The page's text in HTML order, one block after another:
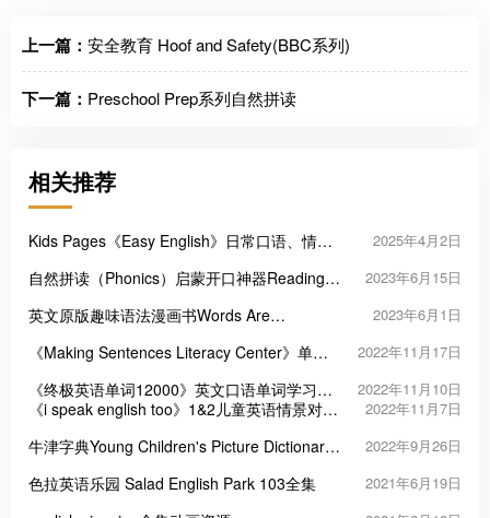
上一篇： 安全教育 Hoof and Safety(BBC系列)
下一篇： Preschool Prep系列自然拼读
相关推荐
Kids Pages《Easy English》日常口语、情景
2025年4月2日
自然拼读（Phonics）启蒙开口神器Reading
2023年6月15日
英文原版趣味语法漫画书Words Are
2023年6月1日
《Making Sentences Literacy Center》单词
2022年11月17日
《终极英语单词12000》英文口语单词学习必
备四册PDF
2022年11月10日
《i speak english too》1&2儿童英语情景对话
2022年11月7日
牛津字典Young Children's Picture Dictionary
2022年9月26日
色拉英语乐园 Salad English Park 103全集 2021年6月19日